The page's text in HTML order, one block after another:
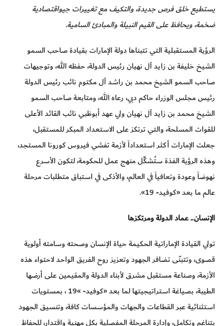
يستطيع خلق فرص جديدة، والتكيف مع تغييرات جيواقتصادية
ضخمة، ويحافظ على القيم النبيلة والمبادئ السامية.
الرؤية المستقبلية التي تتبناها دولة الإمارات بقيادة صاحب السمو
الشيخ خليفة بن زايد آل نهيان رئيس الدولة، حفظه الله، وتوجيهات
صاحب السمو الشيخ محمد بن راشد آل مكتوم نائب رئيس الدولة
رئيس مجلس الوزراء حاكم دبي، رعاه الله، ومتابعة صاحب السمو
الشيخ محمد بن زايد آل نهيان ولي عهد أبوظبي نائب القائد الأعلى
للقوات المسلحة، والتي ترتكز على الاستعداد المبكر للمستقبل،
جعلت الإمارات أكثر استعداداً لأزمة تفشي فيروس كورونا المستجد،
وهذه الرؤية الفذة ستُشكِّل منهج عمل للحكومة، لتكون الأسرع
نهوضاً وعودة وتعافياً في العالم، والأذكى في استباق متطلبات مرحلة
عالم ما بعد «كوفيد- 19».
الإنسان.. عماد الدولة ومرتكزها
تولي القيادة الإماراتية الحكيمة حياة الإنسان وصحته وسامته أولوية
قصوى، وتتبنّى تضافر الجهود وتعزيز روح الفريق الواحد لاحتواء هذه
الأزمة، وصناعة مستقبل مشرق لأبناء الدولة والمقيمين على أرضها
الطيبة، بصياغة استراتيجيتها لما بعد «كوفيد- »19 ، بمستويات
استثنائية عبر القطاعات والجهات والمؤسسات كافة، وتنسيق الجهود
بتناغم وتكامل، وإدارة المرحلة المفصلية بكل مهنية واقتدار، للحفاظ